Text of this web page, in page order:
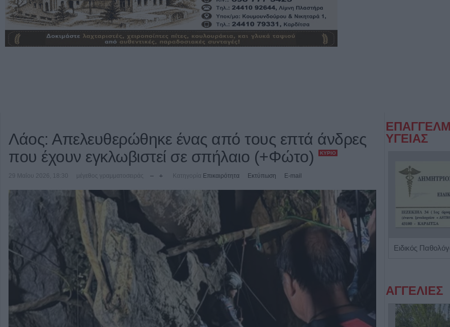
Λάος: Απελευθερώθηκε ένας από τους επτά άνδρες
που έχουν εγκλωβιστεί σε σπήλαιο (+Φώτο)
ΚΎΡΙΟ
29 Μαΐου 2026, 18:30 μέγεθος γραμματοσειράς Κατηγορία Επικαιρότητα Εκτύπωση E-mail
ΥΓΕΙΑΣ
Κέντρο Ειδικών Θεραπειών Παιδιού 'Ανάπτυξη 'Λόγου'
ΑΓΓΕΛΙΕΣ